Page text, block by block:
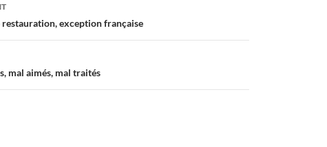
restauration, exception française
mal aimés, mal traités